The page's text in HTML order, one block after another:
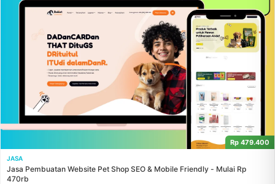
Rp 479.400
JASA
Jasa Pembuatan Website Pet Shop SEO & Mobile Friendly - Mulai Rp
470rb